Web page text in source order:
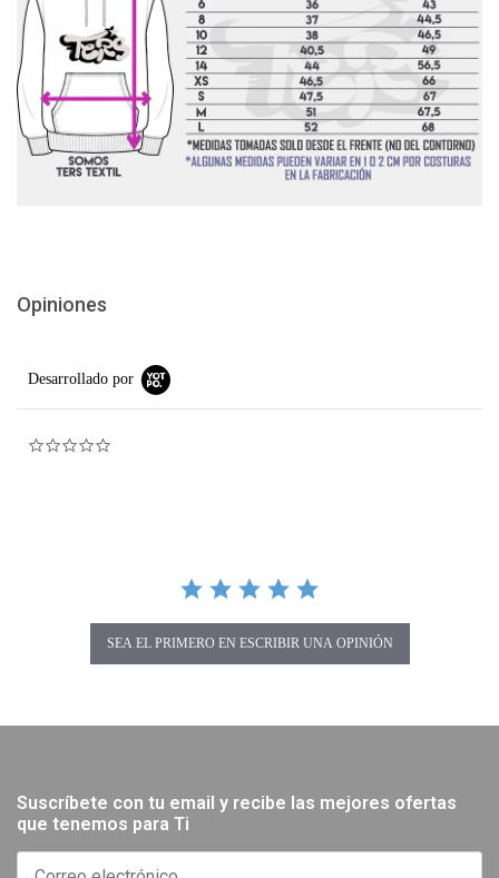
Opiniones
Desarrollado por
SEA EL PRIMERO EN ESCRIBIR UNA OPINIÓN
Suscríbete con tu email y recibe las mejores ofertas
que tenemos para Ti